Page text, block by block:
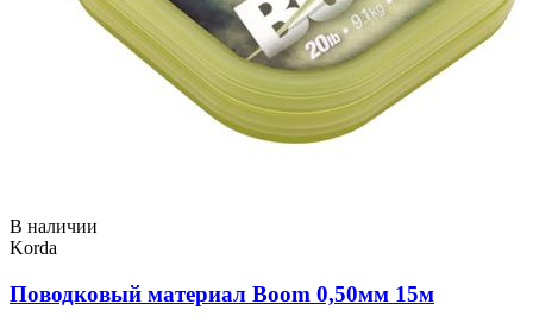
В наличии
Korda
Поводковый материал Boom 0,50мм 15м